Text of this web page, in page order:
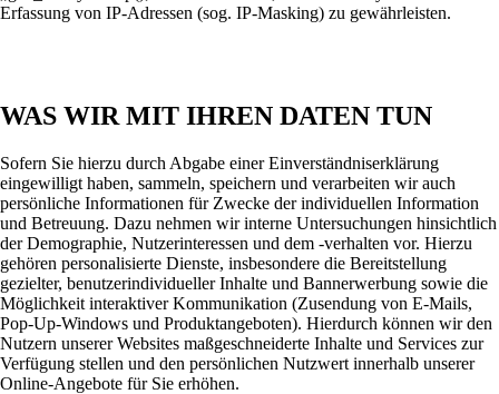
Erfassung von IP-Adressen (sog. IP-Masking) zu gewährleisten.
WAS WIR MIT IHREN DATEN TUN
Sofern Sie hierzu durch Abgabe einer Einverständniserklärung
eingewilligt haben, sammeln, speichern und verarbeiten wir auch
persönliche Informationen für Zwecke der individuellen Information
und Betreuung. Dazu nehmen wir interne Untersuchungen hinsichtlich
der Demographie, Nutzerinteressen und dem -verhalten vor. Hierzu
gehören personalisierte Dienste, insbesondere die Bereitstellung
gezielter, benutzerindividueller Inhalte und Bannerwerbung sowie die
Möglichkeit interaktiver Kommunikation (Zusendung von E-Mails,
Pop-Up-Windows und Produktangeboten). Hierdurch können wir den
Nutzern unserer Websites maßgeschneiderte Inhalte und Services zur
Verfügung stellen und den persönlichen Nutzwert innerhalb unserer
Online-Angebote für Sie erhöhen.